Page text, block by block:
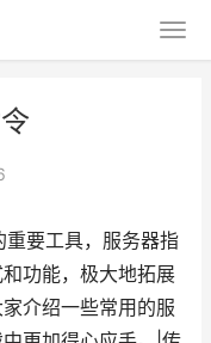
重要工具，服务器指
功能，极大地拓展
介绍一些常用的服